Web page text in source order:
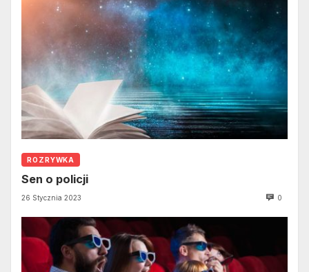
ROZRYWKA
Sen o policji
26 Stycznia 2023 0